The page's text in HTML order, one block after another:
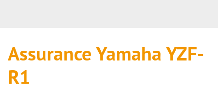
Assurance Yamaha YZF-
R1